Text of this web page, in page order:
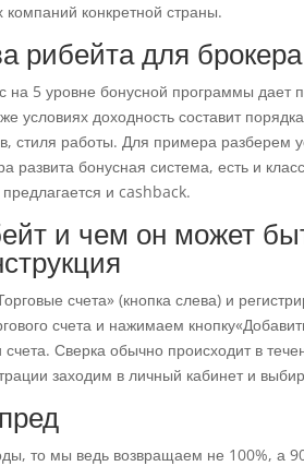
компаний конкретной страны.
рибейта для
на 5 уровне бонусной программы дает
условиях доходность составит
стиля работы. Для примера разберем
развита бонусная система, есть и
и cashback.
и чем он может
счета» (кнопка слева) и
счета и нажимаем
счета. Сверка обычно происходит в
заходим в личный кабинет и
то мы ведь возвращаем не 100%, а